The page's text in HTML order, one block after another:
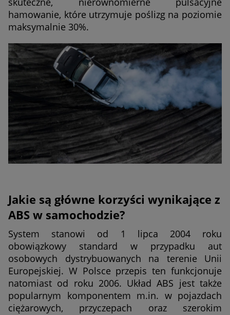
hamowanie, które utrzymuje poślizg na poziomie
maksymalnie 30%.
Jakie są główne korzyści wynikające z
ABS w samochodzie?
System stanowi od 1 lipca 2004 roku
obowiązkowy standard w przypadku aut
osobowych dystrybuowanych na terenie Unii
Europejskiej. W Polsce przepis ten funkcjonuje
natomiast od roku 2006. Układ ABS jest także
popularnym komponentem m.in. w pojazdach
ciężarowych, przyczepach oraz szerokim